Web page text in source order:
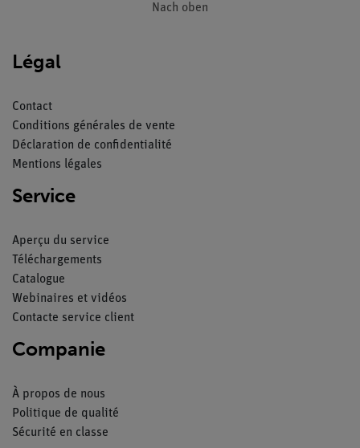
Nach oben
Légal
Contact
Conditions générales de vente
Déclaration de confidentialité
Mentions légales
Service
Aperçu du service
Téléchargements
Catalogue
Webinaires et vidéos
Contacte service client
Companie
À propos de nous
Politique de qualité
Sécurité en classe